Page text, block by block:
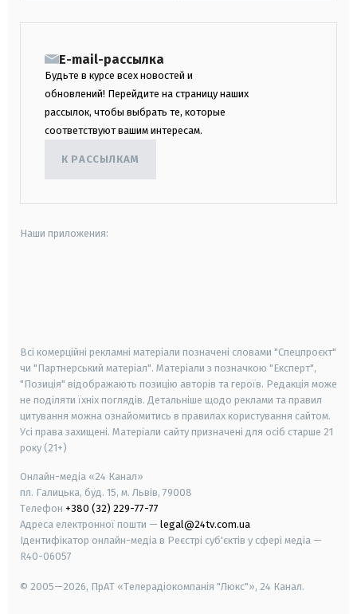
E-mail-рассылка
Будьте в курсе всех новостей и
обновлений! Перейдите на страницу наших
рассылок, чтобы выбрать те, которые
соответствуют вашим интересам.
К РАССЫЛКАМ
Наши приложения:
Всі комерційні рекламні матеріали позначені словами "Спецпроєкт"
чи "Партнерський матеріал". Матеріали з позначкою "Експерт",
"Позиція" відображають позицію авторів та героїв. Редакція може
не поділяти їхніх поглядів. Детальніше щодо реклами та правил
цитування можна ознайомитись в правилах користування сайтом.
Усі права захищені. Матеріали сайту призначені для осіб старше 21
року (21+)
Онлайн-медіа «24 Канал»
пл. Галицька, буд. 15, м. Львів, 79008
Телефон +380 (32) 229-77-77
Адреса електронної пошти — legal@24tv.com.ua
Ідентифікатор онлайн-медіа в Реєстрі суб'єктів у сфері медіа —
R40-06057
© 2005—2026, ПрАТ «Телерадіокомпанія "Люкс"», 24 Канал.